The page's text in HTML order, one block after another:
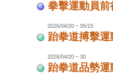
拳擊運動員
2026/04/20 ~ 05/15
跆拳道搏擊
2026/04/20 ~ 30
跆拳道品勢